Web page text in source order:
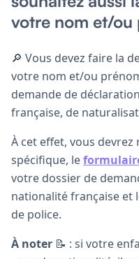
votre nom et/ou
🔎 Vous devez faire la
votre nom et/ou
demande de
française, de
À cet effet, vous
spécifique, le
votre dossier de
nationalité française et
de police.
À noter 📝 : si votre